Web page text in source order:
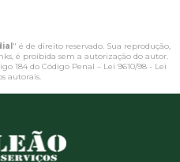
" é de direito reservado. Sua reprodução,
é proibida sem a autorização do autor.
184 do Código Penal – Lei 9610/98 - Lei
autorais.